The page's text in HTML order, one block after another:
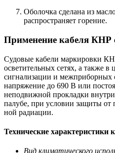
Оболочка сделана из
распространяет горение.
Применение кабеля КНР
Судовые кабели маркировки
осветительных сетях, а также в
сигнализации и межприборных
напряжение до 690 В или
неподвижной прокладки
палубе, при условии защиты от
ной радиации.
Технические характеристики
Вид климатического